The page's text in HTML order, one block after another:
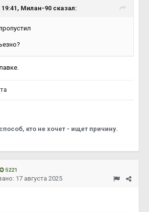
19:41, Милан-90 сказал:
кто не хочет - ищет причину.
5221
17 августа 2025